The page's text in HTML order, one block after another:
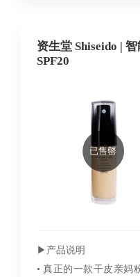
资生堂 Shiseido |
SPF20
已售罄
▶︎产品说明
• 真正的一款干皮亲妈